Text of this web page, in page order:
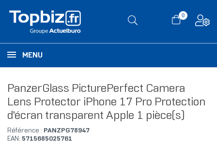
0
MENU
PanzerGlass PicturePerfect Camera
Lens Protector iPhone 17 Pro Protection
d'écran transparent Apple 1 pièce(s)
Référence : PANZPG78947
EAN: 5715685025761